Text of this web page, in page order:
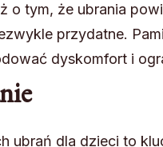
o tym, że ubrania
przydatne.
dyskomfort i
ubrań dla dzieci to